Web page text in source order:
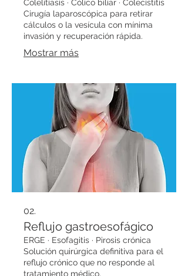
Colelitiasis · Cólico biliar · Colecistitis
Cirugía laparoscópica para retirar
cálculos o la vesícula con mínima
invasión y recuperación rápida.
Mostrar más
02.
Reflujo gastroesofágico
ERGE · Esofagitis · Pirosis crónica
Solución quirúrgica definitiva para el
reflujo crónico que no responde al
tratamiento médico.